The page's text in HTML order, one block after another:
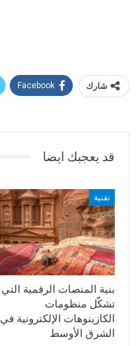
شارك Facebook
قد يعجبك ايضا
تقنية
بنية المنصات الرقمية التي
تشكّل منظومات
الكازينوهات الإلكترونية في
الشرق الأوسط